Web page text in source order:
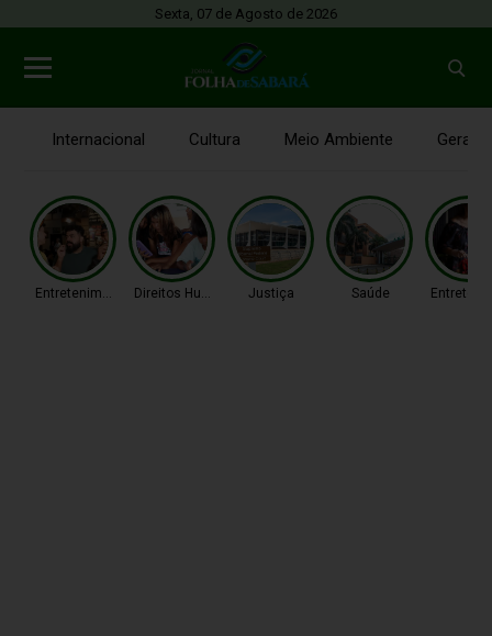
Sexta, 07 de Agosto de 2026
Internacional Cultura Meio Ambiente Gerais
Entretenimento Direitos Humanos Justiça Saúde